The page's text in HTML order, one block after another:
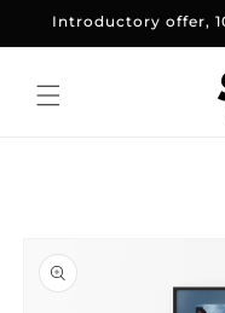
and
Introductory offer,